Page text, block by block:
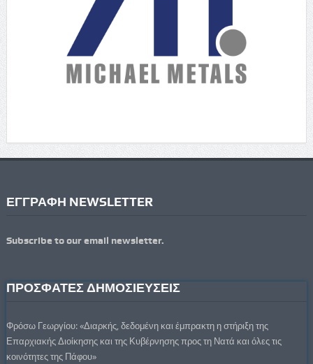
ΕΓΓΡΑΦΗ NEWSLETTER
Subscribe to our email newsletter.
ΠΡΟΣΦΑΤΕΣ ΔΗΜΟΣΙΕΥΣΕΙΣ
Φρόσω Γεωργίου: «Διαρκής, δεδομένη και έμπρακτη η στήριξη της
Επαρχιακής Διοίκησης και της Κυβέρνησης προς τη Νατά και όλες τις
κοινότητες της Πάφου»